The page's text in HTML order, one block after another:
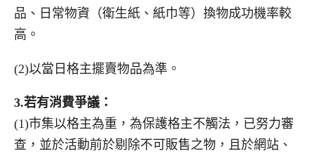
品、日常物資（衛生紙、紙巾等）換物成功機率較
高。
(2)以當日格主擺賣物品為準。
3.若有消費爭議：
(1)市集以格主為重，為保護格主不觸法，已努力審
查，並於活動前於剔除不可販售之物，且於網站、